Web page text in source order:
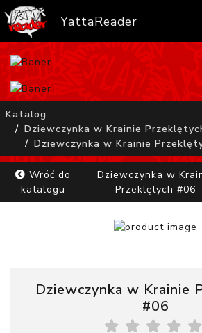
YattaReader
Home
FAQ
Mangi
Katalog
Dziewczynka w Krainie
Dziewczynka w Krainie
Wróć do
katalogu
Dziewczynka w
Przeklętych #06
Dziewczynka w Krainie
#06